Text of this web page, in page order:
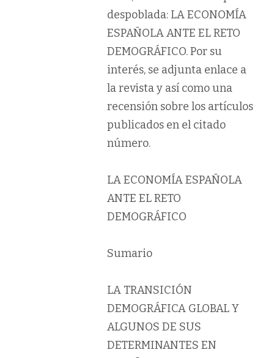
despoblada: LA ECONOMÍA
ESPAÑOLA ANTE EL RETO
DEMOGRÁFICO. Por su
interés, se adjunta enlace a
la revista y así como una
recensión sobre los artículos
publicados en el citado
número.
LA ECONOMÍA ESPAÑOLA
ANTE EL RETO
DEMOGRÁFICO
Sumario
LA TRANSICIÓN
DEMOGRÁFICA GLOBAL Y
ALGUNOS DE SUS
DETERMINANTES EN